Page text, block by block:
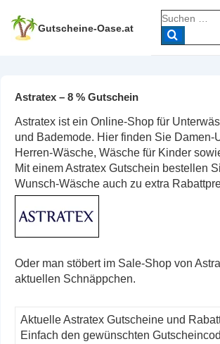
Zum
Inhalt
Gutscheine-Oase.at
Suche
nach:
Astratex – 8 % Gutschein
Astratex ist ein Online-Shop für
und Bademode. Hier finden Sie Damen-
Herren-Wäsche, Wäsche für Kinder
Mit einem Astratex Gutschein bestellen
Wunsch-Wäsche auch zu extra
Oder man stöbert im Sale-Shop von
aktuellen Schnäppchen.
Aktuelle Astratex Gutscheine und
Einfach den gewünschten